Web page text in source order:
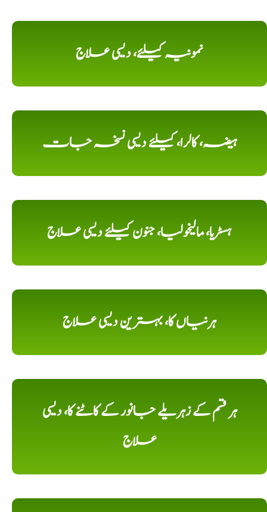
نمونیہ کیلئے، دیسی علاج
ہیضہ، کالرا، کیلئے دیسی نسخہ جات
ہسٹریا، مالیخولیا، جنون کیلئے دیسی علاج
ہرنیاں کا، بہترین دیسی علاج
ہر قسم کے زہریلے جانور کے کاٹنے کا، دیسی
علاج